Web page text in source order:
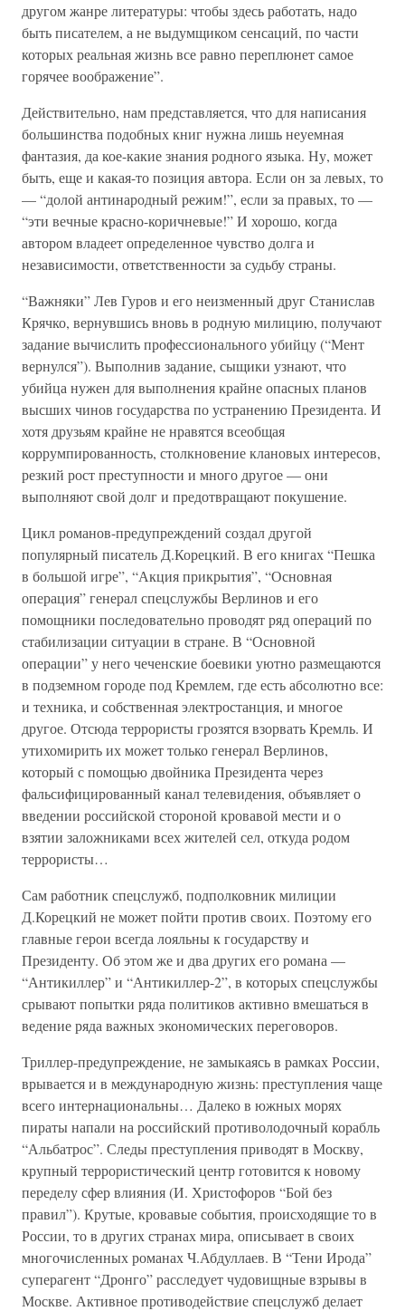
другом жанре литературы: чтобы здесь работать, надо
быть писателем, а не выдумщиком сенсаций, по части
которых реальная жизнь все равно переплюнет самое
горячее воображение”.
Действительно, нам представляется, что для написания
большинства подобных книг нужна лишь неуемная
фантазия, да кое-какие знания родного языка. Ну, может
быть, еще и какая-то позиция автора. Если он за левых, то
— “долой антинародный режим!”, если за правых, то —
“эти вечные красно-коричневые!” И хорошо, когда
автором владеет определенное чувство долга и
независимости, ответственности за судьбу страны.
“Важняки” Лев Гуров и его неизменный друг Станислав
Крячко, вернувшись вновь в родную милицию, получают
задание вычислить профессионального убийцу (“Мент
вернулся”). Выполнив задание, сыщики узнают, что
убийца нужен для выполнения крайне опасных планов
высших чинов государства по устранению Президента. И
хотя друзьям крайне не нравятся всеобщая
коррумпированность, столкновение клановых интересов,
резкий рост преступности и много другое — они
выполняют свой долг и предотвращают покушение.
Цикл романов-предупреждений создал другой
популярный писатель Д.Корецкий. В его книгах “Пешка
в большой игре”, “Акция прикрытия”, “Основная
операция” генерал спецслужбы Верлинов и его
помощники последовательно проводят ряд операций по
стабилизации ситуации в стране. В “Основной
операции” у него чеченские боевики уютно размещаются
в подземном городе под Кремлем, где есть абсолютно все:
и техника, и собственная электростанция, и многое
другое. Отсюда террористы грозятся взорвать Кремль. И
утихомирить их может только генерал Верлинов,
который с помощью двойника Президента через
фальсифицированный канал телевидения, объявляет о
введении российской стороной кровавой мести и о
взятии заложниками всех жителей сел, откуда родом
террористы…
Сам работник спецслужб, подполковник милиции
Д.Корецкий не может пойти против своих. Поэтому его
главные герои всегда лояльны к государству и
Президенту. Об этом же и два других его романа —
“Антикиллер” и “Антикиллер-2”, в которых спецслужбы
срывают попытки ряда политиков активно вмешаться в
ведение ряда важных экономических переговоров.
Триллер-предупреждение, не замыкаясь в рамках России,
врывается и в международную жизнь: преступления чаще
всего интернациональны… Далеко в южных морях
пираты напали на российский противолодочный корабль
“Альбатрос”. Следы преступления приводят в Москву,
крупный террористический центр готовится к новому
переделу сфер влияния (И. Христофоров “Бой без
правил”). Крутые, кровавые события, происходящие то в
России, то в других странах мира, описывает в своих
многочисленных романах Ч.Абдуллаев. В “Тени Ирода”
суперагент “Дронго” расследует чудовищные взрывы в
Москве. Активное противодействие спецслужб делает